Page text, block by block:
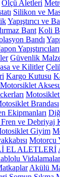
Ölçü Aletleri
Silikon ve
Yapıştırıcı ve
Bant Koli
Bandı
Yapıştırıcıları
Güvenlik
ve Kilitler
Kargo Kutusu
Motorsiklet
Brandası
Ekipmanları
ve Debriyaj
Giyim
Motorcu
EL ALETLERİ
Vidalamalar
Akülü